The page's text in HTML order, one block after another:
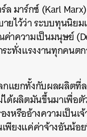
ล มาร์กซ์ (Karl
ยไว้ว่า ระบบทุนนิย
าความเป็นมนุษย์
ะทั่งแรงงานทุกคนต
กแยกทั้งกับผลผลิตที่
ด้ผลิตมันขึ้นมาเพื่อตั
หรืออ้างความเป็นเ
พียงแค่ค่าจ้างอันน้อ